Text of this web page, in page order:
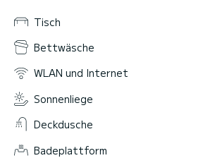
Tisch
Bettwäsche
WLAN und Internet
Sonnenliege
Deckdusche
Badeplattform